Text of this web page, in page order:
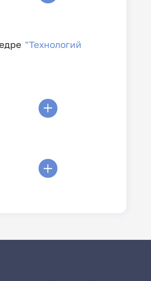
"Технологий